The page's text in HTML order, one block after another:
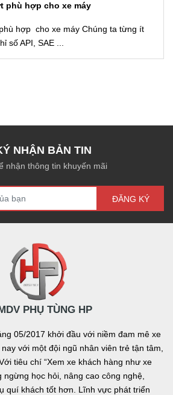
phù hợp cho xe máy
hợp cho xe máy Chúng ta từng ít
số API, SAE ...
NHẬN BẢN TIN
nhận thông tin khuyến mãi
ĐĂNG KÝ
PHỤ TÙNG HP
05/2017 khởi đầu với niềm đam mê xe
với một đội ngũ nhân viên trẻ tận tâm,
tiêu chí “Xem xe khách hàng như xe
ngừng học hỏi, nâng cao công nghệ,
quí khách tốt hơn. Lĩnh vực phát triển